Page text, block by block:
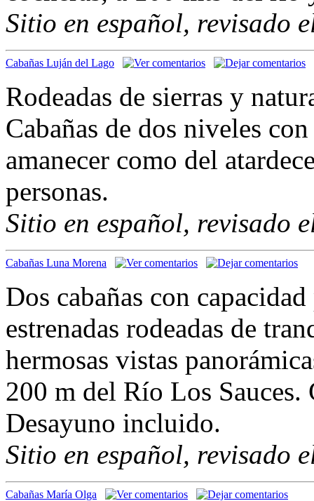
Sitio en español, revisado
Cabañas Luján del Lago
Rodeadas de sierras y
Cabañas de dos niveles
amanecer como del
personas.
Sitio en español, revisado
Cabañas Luna Morena
Dos cabañas con
estrenadas rodeadas de
hermosas vistas
200 m del Río Los Sauces.
Desayuno incluido.
Sitio en español, revisado
Cabañas María Olga